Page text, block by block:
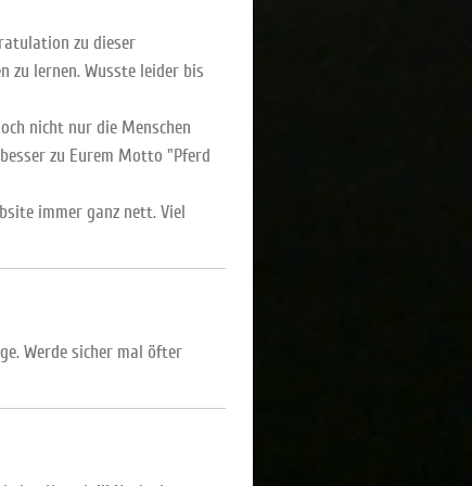
zu dieser
zu lernen. Wusste leider bis
nicht nur die Menschen
zu Eurem Motto "Pferd
immer ganz nett. Viel
Werde sicher mal öfter